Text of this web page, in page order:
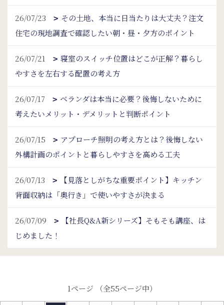
26/07/23
その土地、本当に日当たりは大丈夫？注文
住宅の現地調査で確認したい朝・昼・夕方のポイント
26/07/21
寝室のスイッチ位置はどこが正解？暮らし
やすさを左右する配置の考え方
26/07/17
ベランダは本当に必要？後悔しないために
考えたいメリット・デメリットと判断ポイント
26/07/15
アプローチ照明の考え方とは？後悔しない
外構計画のポイントと暮らしやすさを高める工夫
26/07/13
【見落としがちな重要ポイント】キッチン
背面収納は「奥行き」で使いやすさが決まる
26/07/09
【社長Q&A新シリーズ】そもそも講座、は
じめました！
1ページ （全55ページ中）